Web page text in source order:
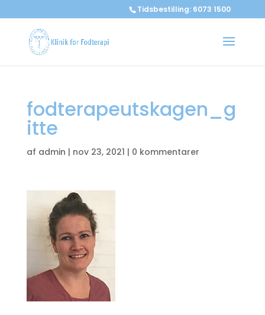
Tidsbestilling: 6073 1500
fodterapeutskagen_g
itte
af admin | nov 23, 2021 | 0 kommentarer